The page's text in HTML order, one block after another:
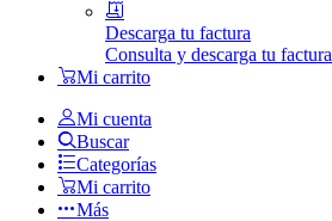
Descarga tu factura
Consulta y descarga tu factura
Mi carrito
Mi cuenta
Buscar
Categorías
Mi carrito
Más